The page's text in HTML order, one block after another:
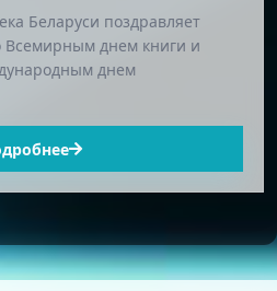
Беларуси поздравляет
Всемирным днем книги и
днем